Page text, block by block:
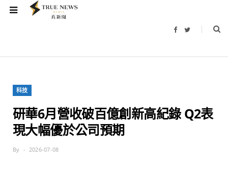
F
b
T
t
科技
研華6月營收破百億創新高紀錄 Q2表
現大幅優於公司預期
By 2026-07-08